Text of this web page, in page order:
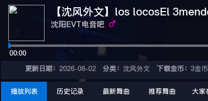
【沈风外文】los locosEl
沈阳EVT电音吧
00:00
更新日期： 2026-06-02 分类： 沈风外文 下载金币：3金币
播放列表 历史记录 最新舞曲 推荐舞曲 大家